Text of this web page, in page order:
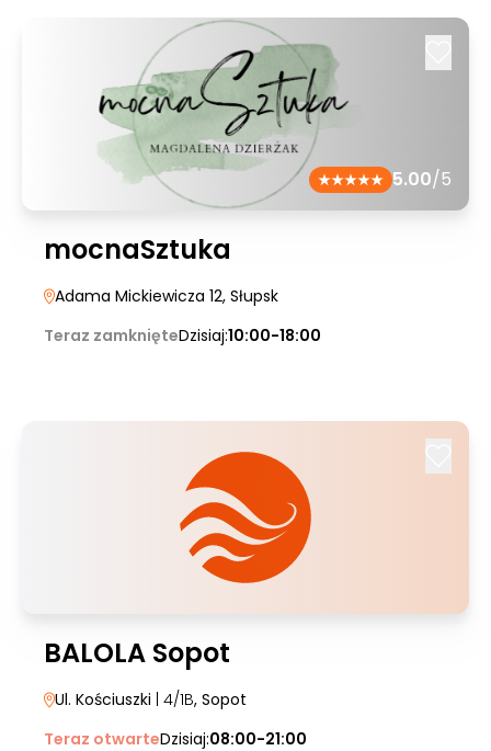
5.00/5
mocnaSztuka
Adama Mickiewicza 12, Słupsk
Teraz zamknięteDzisiaj:10:00-18:00
BALOLA Sopot
Ul. Kościuszki | 4/1B, Sopot
Teraz otwarteDzisiaj:08:00-21:00